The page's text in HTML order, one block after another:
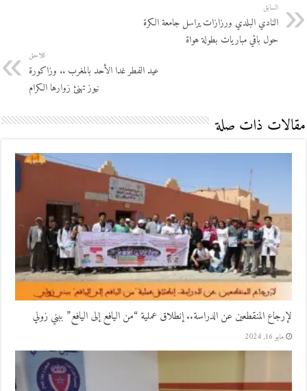
السابق
النادي البلدي ورزازات يراسل جامعة الكرة
حول باقي مباريات بطولة هواة
اللاحق
عيد الفطر غدا الأحد بالمغرب .. وزاكورة
نيوز تهنئ زوارها الكرام
مقالات ذات صلة
لإرجاع المنقطعين عن الدراسة.. إنطلاق عملية “من اليافع إلى اليافع” ببني زولي
مايو 16, 2024